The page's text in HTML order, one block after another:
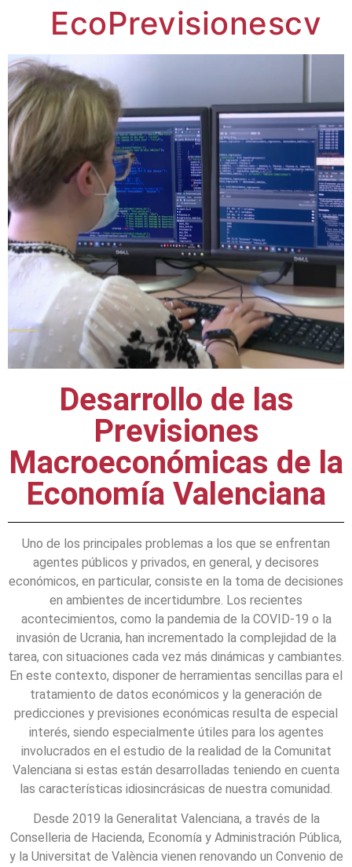
EcoPrevisionescv
Desarrollo de las
Previsiones
Macroeconómicas de la
Economía Valenciana
Uno de los principales problemas a los que se enfrentan
agentes públicos y privados, en general, y decisores
económicos, en particular, consiste en la toma de decisiones
en ambientes de incertidumbre. Los recientes
acontecimientos, como la pandemia de la COVID-19 o la
invasión de Ucrania, han incrementado la complejidad de la
tarea, con situaciones cada vez más dinámicas y cambiantes.
En este contexto, disponer de herramientas sencillas para el
tratamiento de datos económicos y la generación de
predicciones y previsiones económicas resulta de especial
interés, siendo especialmente útiles para los agentes
involucrados en el estudio de la realidad de la Comunitat
Valenciana si estas están desarrolladas teniendo en cuenta
las características idiosincrásicas de nuestra comunidad.
Desde 2019 la Generalitat Valenciana, a través de la
Conselleria de Hacienda, Economía y Administración Pública,
y la Universitat de València vienen renovando un Convenio de